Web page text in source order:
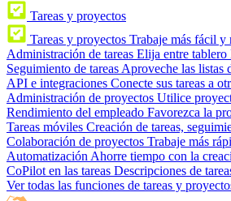
Tareas y proyectos
Tareas y proyectos Trabaje más fácil y
Administración de tareas Elija entre tablero
Seguimiento de tareas Aproveche las listas
API e integraciones Conecte sus tareas a
Administración de proyectos Utilice
Rendimiento del empleado Favorezca la
Tareas móviles Creación de tareas,
Colaboración de proyectos Trabaje más
Automatización Ahorre tiempo con la
CoPilot en las tareas Descripciones de
Ver todas las funciones de tareas y